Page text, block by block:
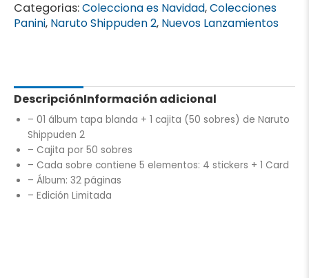
Categorias:Colecciona es Navidad,Colecciones
Panini, Naruto Shippuden 2, Nuevos Lanzamientos
DescripciónInformación adicional
– 01 álbum tapa blanda + 1 cajita (50 sobres) de Naruto
Shippuden 2
– Cajita por 50 sobres
– Cada sobre contiene 5 elementos: 4 stickers + 1 Card
– Álbum: 32 páginas
– Edición Limitada